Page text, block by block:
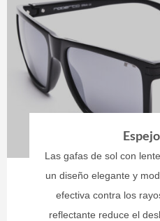
Las gafas de sol con
un diseño elegante y
efectiva contra los
reflectante reduce el